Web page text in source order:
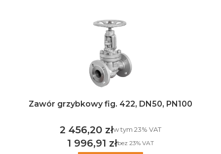
Zawór grzybkowy fig. 422, DN50, PN100
Cena brutto
2 456,20 złw tym %s VAT
w tym 23% VAT
Cena netto
1 996,91 złbez 23% VAT